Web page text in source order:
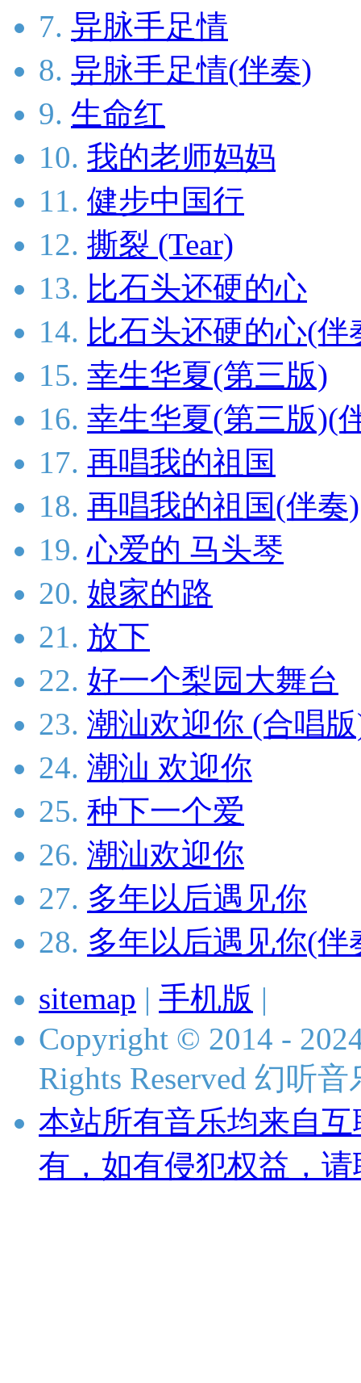
7. 异脉手足情
8. 异脉手足情(伴奏)
9. 生命红
10. 我的老师妈妈
11. 健步中国行
12. 撕裂 (Tear)
13. 比石头还硬的心
14. 比石头还硬的心(伴
15. 幸生华夏(第三版)
16. 幸生华夏(第三版)(
17. 再唱我的祖国
18. 再唱我的祖国(伴奏)
19. 心爱的 马头琴
20. 娘家的路
21. 放下
22. 好一个梨园大舞台
23. 潮汕欢迎你 (合唱
24. 潮汕 欢迎你
25. 种下一个爱
26. 潮汕欢迎你
27. 多年以后遇见你
28. 多年以后遇见你(伴
sitemap | 手机版 |
Copyright © 2014 -
Rights Reserved 幻听
本站所有音乐均来自
有，如有侵犯权益，